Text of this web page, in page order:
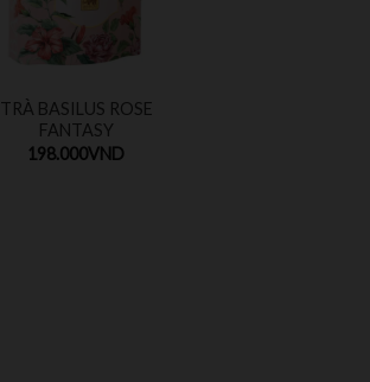
TRÀ BASILUS ROSE
FANTASY
198.000VND